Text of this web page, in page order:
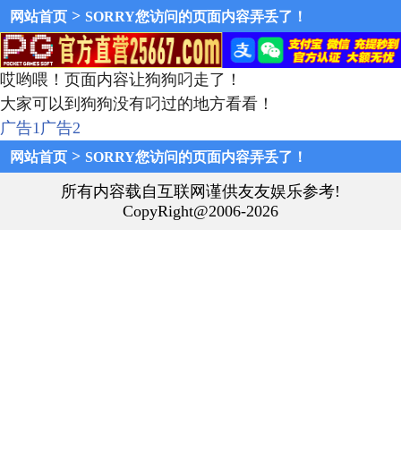
网站首页 > SORRY您访问的页面内容弄丢了！
哎哟喂！页面内容让狗狗叼走了！
大家可以到狗狗没有叼过的地方看看！
广告1广告2
网站首页 > SORRY您访问的页面内容弄丢了！
所有内容载自互联网谨供友友娱乐参考!
CopyRight@2006-2026